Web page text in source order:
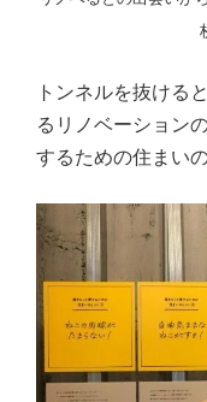
トンネルを抜ける
るリノベーション
するための住まい